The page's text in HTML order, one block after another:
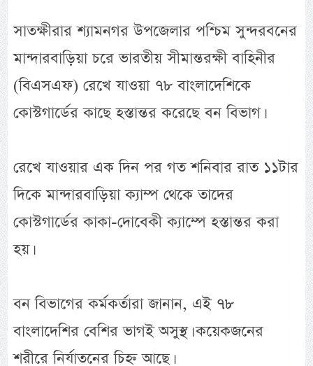
সাতক্ষীরার শ্যামনগর উপজেলার পশ্চিম সুন্দরবনের
মান্দারবাড়িয়া চরে ভারতীয় সীমান্তরক্ষী বাহিনীর
(বিএসএফ) রেখে যাওয়া ৭৮ বাংলাদেশিকে
কোস্টগার্ডের কাছে হস্তান্তর করেছে বন বিভাগ।
রেখে যাওয়ার এক দিন পর গত শনিবার রাত ১১টার
দিকে মান্দারবাড়িয়া ক্যাম্প থেকে তাদের
কোস্টগার্ডের কাকা-দোবেকী ক্যাম্পে হস্তান্তর করা
হয়।
বন বিভাগের কর্মকর্তারা জানান, এই ৭৮
বাংলাদেশির বেশির ভাগই অসুস্থ। কয়েকজনের
শরীরে নির্যাতনের চিহ্ন আছে।